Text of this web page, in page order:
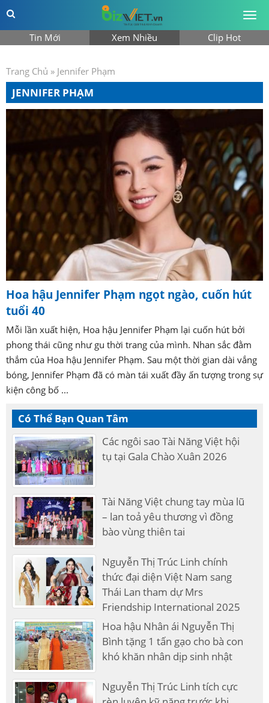
Tin Mới Xem Nhiều Clip Hot
Trang Chủ » Jennifer Phạm
JENNIFER PHẠM
Hoa hậu Jennifer Phạm ngọt ngào, cuốn hút
tuổi 40
Mỗi lần xuất hiện, Hoa hậu Jennifer Phạm lại cuốn hút bởi
phong thái cũng như gu thời trang của mình. Nhan sắc đằm
thắm của Hoa hậu Jennifer Phạm. Sau một thời gian dài vắng
bóng, Jennifer Phạm đã có màn tái xuất đầy ấn tượng trong sự
kiện công bố ...
Có Thể Bạn Quan Tâm
Các ngôi sao Tài Năng Việt hội
tụ tại Gala Chào Xuân 2026
Tài Năng Việt chung tay mùa lũ
– lan toả yêu thương vì đồng
bào vùng thiên tai
Nguyễn Thị Trúc Linh chính
thức đại diện Việt Nam sang
Thái Lan tham dự Mrs
Friendship International 2025
Hoa hậu Nhân ái Nguyễn Thị
Bình tặng 1 tấn gạo cho bà con
khó khăn nhân dịp sinh nhật
Nguyễn Thị Trúc Linh tích cực